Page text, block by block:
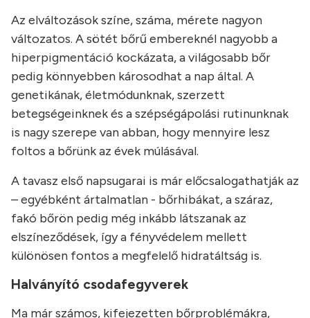
Az elváltozások színe, száma, mérete nagyon
változatos. A sötét bőrű embereknél nagyobb a
hiperpigmentáció kockázata, a világosabb bőr
pedig könnyebben károsodhat a nap által. A
genetikának, életmódunknak, szerzett
betegségeinknek és a szépségápolási rutinunknak
is nagy szerepe van abban, hogy mennyire lesz
foltos a bőrünk az évek múlásával.
A tavasz első napsugarai is már előcsalogathatják az
– egyébként ártalmatlan - bőrhibákat, a száraz,
fakó bőrön pedig még inkább látszanak az
elszíneződések, így a fényvédelem mellett
különösen fontos a megfelelő hidratáltság is.
Halványító csodafegyverek
Ma már számos, kifejezetten bőrproblémákra,